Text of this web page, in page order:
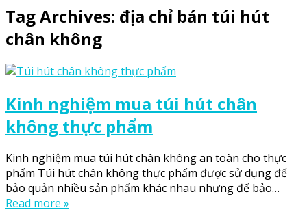
Tag Archives: địa chỉ bán túi hút
chân không
Kinh nghiệm mua túi hút chân
không thực phẩm
Kinh nghiệm mua túi hút chân không an toàn cho thực
phẩm Túi hút chân không thực phẩm được sử dụng để
bảo quản nhiều sản phẩm khác nhau nhưng để bảo…
Read more »